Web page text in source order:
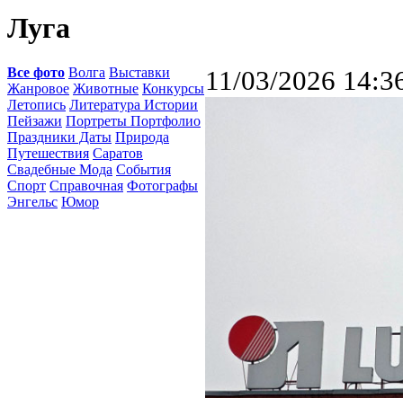
Луга
Все фото Волга Выставки
Жанровое Животные Конкурсы
Летопись Литература Истории
Пейзажи Портреты Портфолио
Праздники Даты Природа
Путешествия Саратов
Свадебные Мода События
Спорт Справочная Фотографы
Энгельс Юмор
11/03/2026